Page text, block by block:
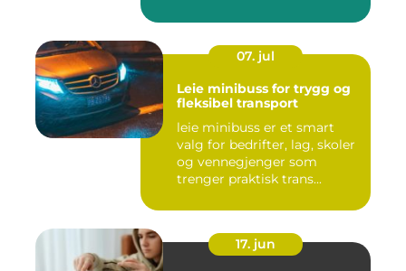
07. jul
Leie minibuss for trygg og
fleksibel transport
leie minibuss er et smart
valg for bedrifter, lag, skoler
og vennegjenger som
trenger praktisk trans...
17. jun